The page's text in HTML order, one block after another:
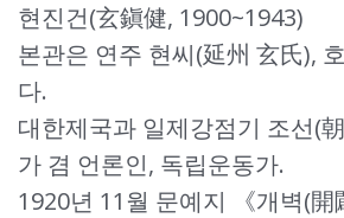
현진건(玄鎭健, 1900~1943)
본관은 연주 현씨(延州 玄氏),
다.
대한제국과 일제강점기 조선(
가 겸 언론인, 독립운동가.
1920년 11월 문예지 《개벽(